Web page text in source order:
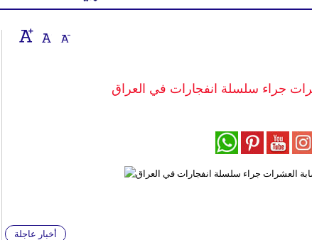
أخبار عاجلة